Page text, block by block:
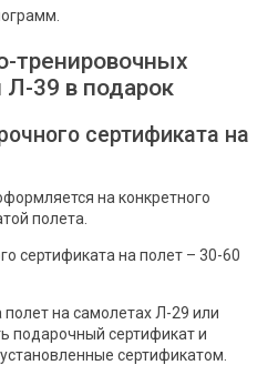
тренировочных
39 в подарок
сертификата на
на конкретного
полета.
сертификата на полет – 30-60
на самолетах Л-29 или
подарочный сертификат и
сертификатом.